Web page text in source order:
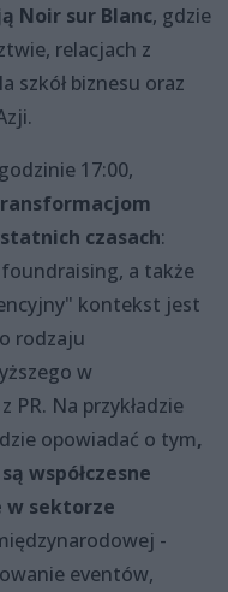
Noir sur Blanc, gdzie
relacjach z
szkół biznesu oraz
17:00,
czasach:
a także
kontekst jest
rodzaju
w
Na przykładzie
opowiadać o tym,
współczesne
w sektorze
-
eventów,